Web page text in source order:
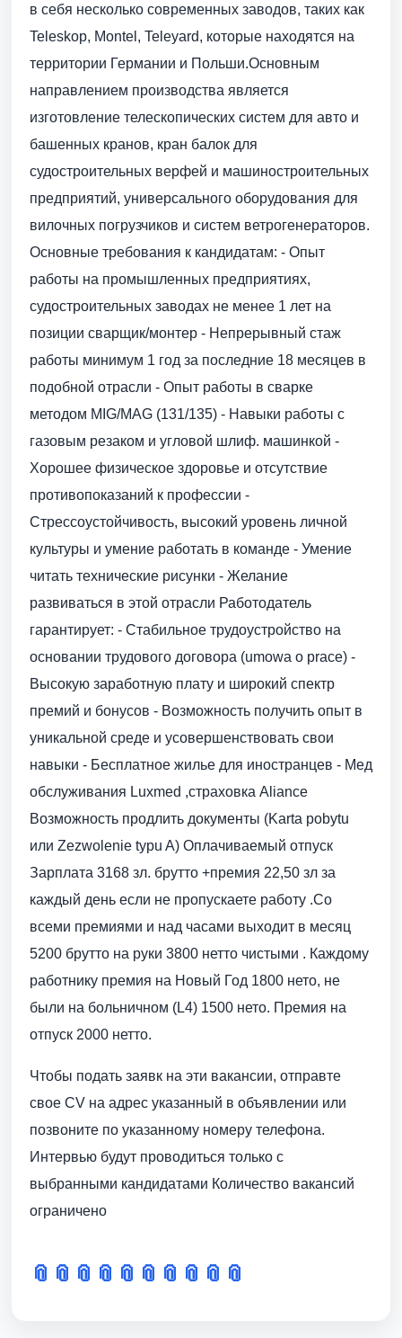
в себя несколько современных заводов, таких как
Teleskop, Montel, Teleyard, которые находятся на
территории Германии и Польши.Основным
направлением производства является
изготовление телескопических систем для авто и
башенных кранов, кран балок для
судостроительных верфей и машиностроительных
предприятий, универсального оборудования для
вилочных погрузчиков и систем ветрогенераторов.
Основные требования к кандидатам: - Опыт
работы на промышленных предприятиях,
судостроительных заводах не менее 1 лет на
позиции сварщик/монтер - Непрерывный стаж
работы минимум 1 год за последние 18 месяцев в
подобной отрасли - Опыт работы в сварке
методом MIG/MAG (131/135) - Навыки работы с
газовым резаком и угловой шлиф. машинкой -
Хорошее физическое здоровье и отсутствие
противопоказаний к профессии -
Стрессоустойчивость, высокий уровень личной
культуры и умение работать в команде - Умение
читать технические рисунки - Желание
развиваться в этой отрасли Работодатель
гарантирует: - Стабильное трудоустройство на
основании трудового договора (umowa o prace) -
Высокую заработную плату и широкий спектр
премий и бонусов - Возможность получить опыт в
уникальной среде и усовершенствовать свои
навыки - Бесплатное жилье для иностранцев - Мед
обслуживания Luxmed ,страховка Aliance
Возможность продлить документы (Karta pobytu
или Zezwolenie typu A) Оплачиваемый отпуск
Зарплата 3168 зл. брутто +премия 22,50 зл за
каждый день если не пропускаете работу .Со
всеми премиями и над часами выходит в месяц
5200 брутто на руки 3800 нетто чистыми . Каждому
работнику премия на Новый Год 1800 нето, не
были на больничном (L4) 1500 нето. Премия на
отпуск 2000 нетто.
Чтобы подать заявк на эти вакансии, отправте
свое CV на адрес указанный в объявлении или
позвоните по указанному номеру телефона.
Интервью будут проводиться только с
выбранными кандидатами Количество вакансий
ограничено
📎 📎 📎 📎 📎 📎 📎 📎 📎 📎